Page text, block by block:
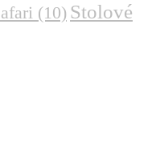
(10) Stolové